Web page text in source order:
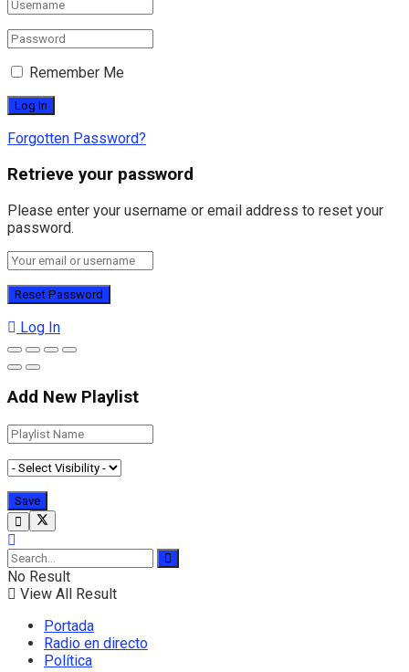
Remember Me
Forgotten Password?
Retrieve your password
Please enter your username or email address to reset your
password.
Log In
Add New Playlist
No Result
View All Result
Portada
Radio en directo
Política